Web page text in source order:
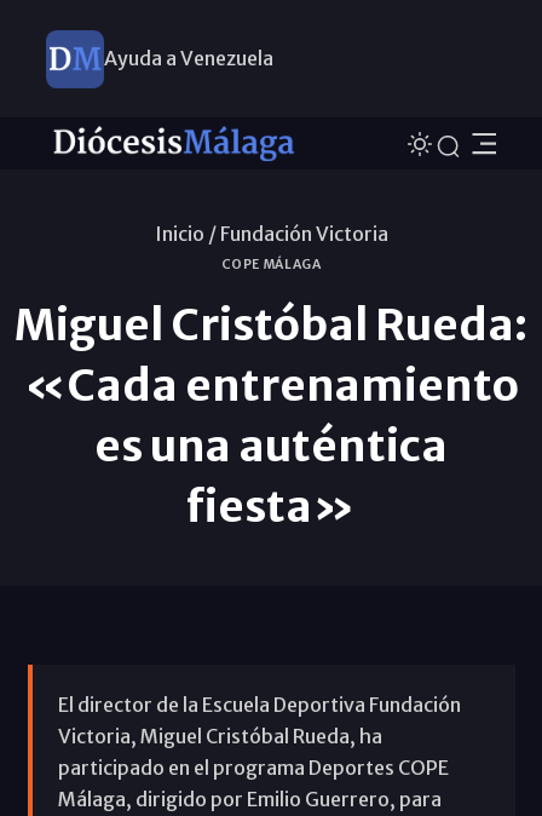
Ayuda a Venezuela
Inicio / Fundación Victoria
COPE MÁLAGA
Miguel Cristóbal Rueda:
«Cada entrenamiento
es una auténtica
fiesta»
El director de la Escuela Deportiva Fundación
Victoria, Miguel Cristóbal Rueda, ha
participado en el programa Deportes COPE
Málaga, dirigido por Emilio Guerrero, para